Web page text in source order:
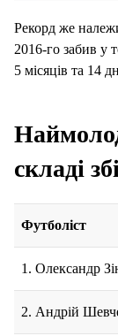
Рекорд же
2016-го забив у
5 місяців та 14
складі
Футболіст
1. Олександр
2. Андрій